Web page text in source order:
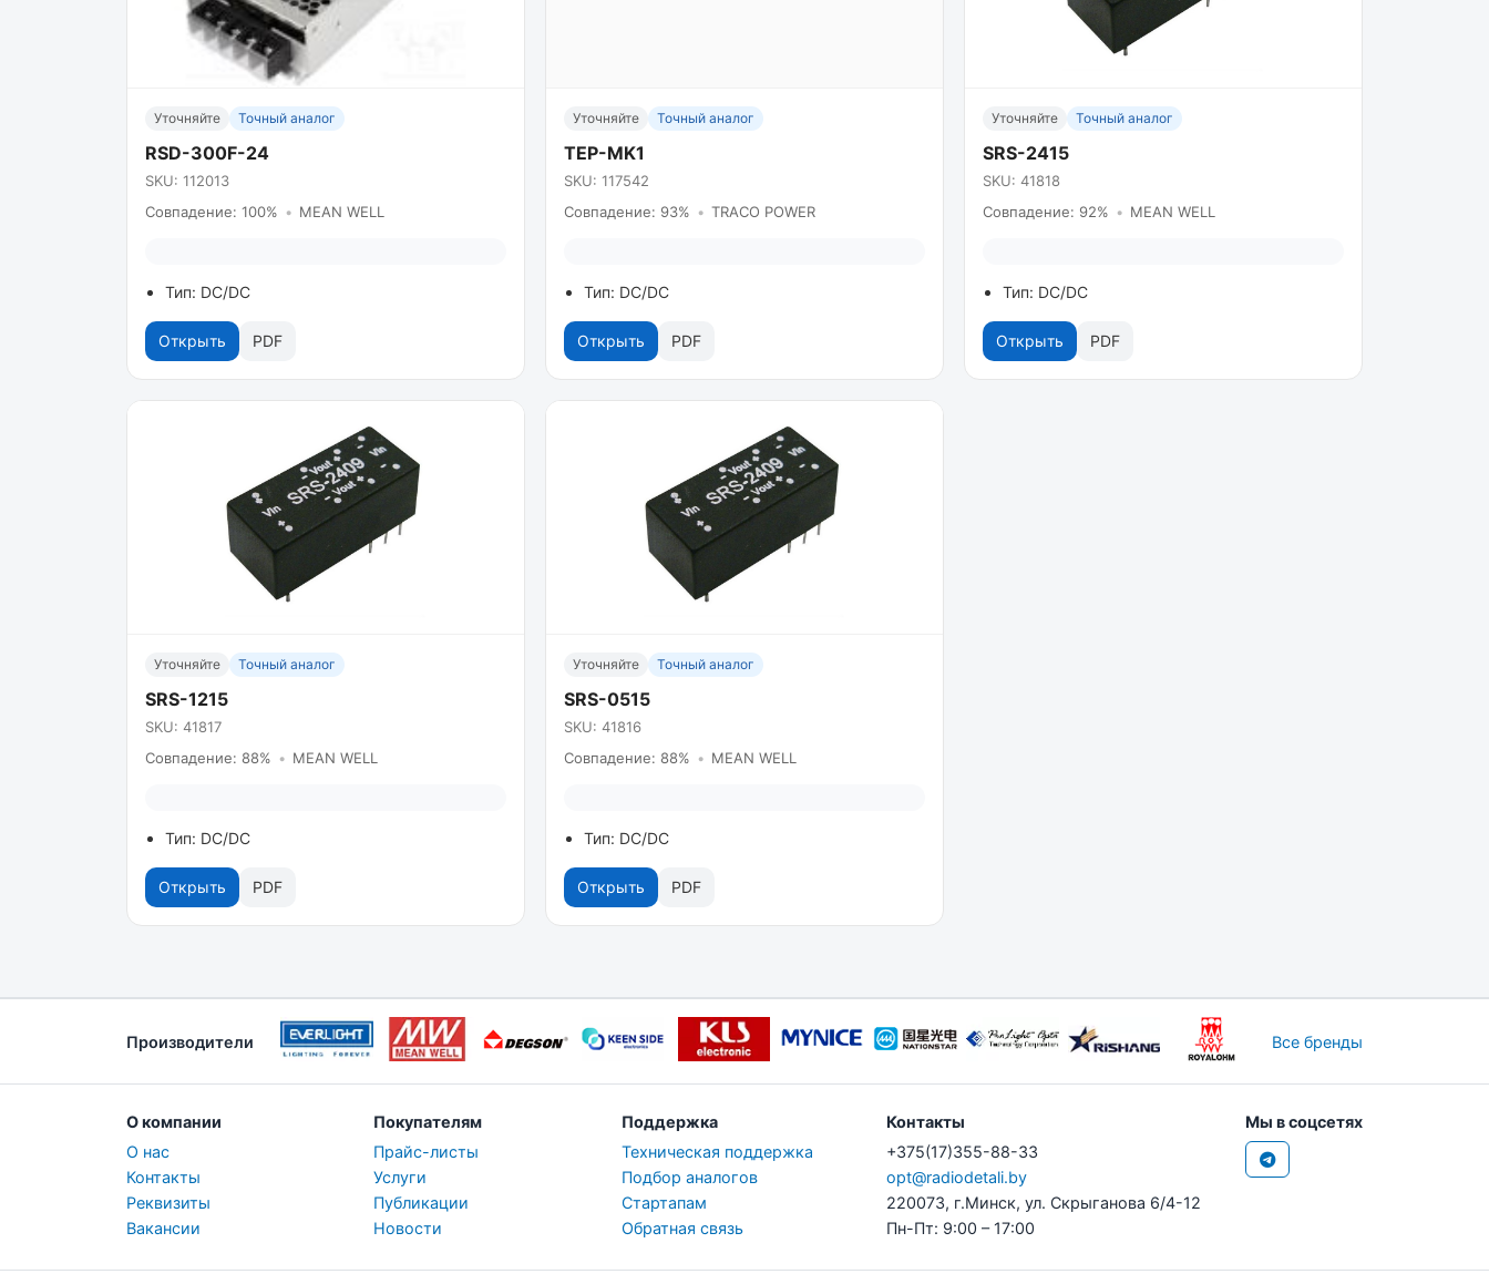
Уточняйте Точный аналог
RSD-300F-24
SKU: 112013
Совпадение: 100% • MEAN WELL
Тип: DC/DC
Открыть PDF
Уточняйте Точный аналог
TEP-MK1
SKU: 117542
Совпадение: 93% • TRACO POWER
Тип: DC/DC
Открыть PDF
Уточняйте Точный аналог
SRS-2415
SKU: 41818
Совпадение: 92% • MEAN WELL
Тип: DC/DC
Открыть PDF
Уточняйте Точный аналог
SRS-1215
SKU: 41817
Совпадение: 88% • MEAN WELL
Тип: DC/DC
Открыть PDF
Уточняйте Точный аналог
SRS-0515
SKU: 41816
Совпадение: 88% • MEAN WELL
Тип: DC/DC
Открыть PDF
Производители Все бренды
О компании
О нас
Контакты
Реквизиты
Вакансии
Покупателям
Прайс-листы
Услуги
Публикации
Новости
Поддержка
Техническая поддержка
Подбор аналогов
Стартапам
Обратная связь
Контакты
+375(17)355-88-33
opt@radiodetali.by
220073, г.Минск, ул. Скрыганова 6/4-12
Пн-Пт: 9:00 – 17:00
Мы в соцсетях